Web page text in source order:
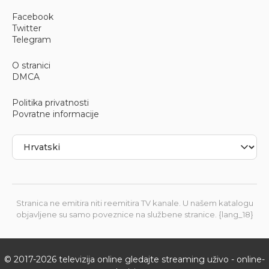
Facebook
Twitter
Telegram
O stranici
DMCA
Politika privatnosti
Povratne informacije
Stranica ne emitira niti reemitira TV kanale. U našem katalogu
objavljene su samo poveznice na službene stranice. {lang_18}
© 2017-2026 televizija online gledajte streaming uživo - online-